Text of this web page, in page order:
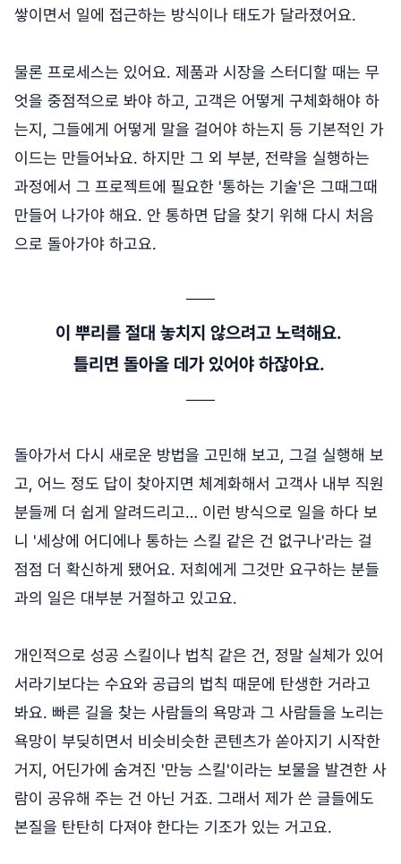
쌓이면서 일에 접근하는 방식이나 태도가 달라졌어요.
물론 프로세스는 있어요. 제품과 시장을 스터디할 때는 무
엇을 중점적으로 봐야 하고, 고객은 어떻게 구체화해야 하
는지, 그들에게 어떻게 말을 걸어야 하는지 등 기본적인 가
이드는 만들어놔요. 하지만 그 외 부분, 전략을 실행하는
과정에서 그 프로젝트에 필요한 '통하는 기술'은 그때그때
만들어 나가야 해요. 안 통하면 답을 찾기 위해 다시 처음
으로 돌아가야 하고요.
이 뿌리를 절대 놓치지 않으려고 노력해요.
틀리면 돌아올 데가 있어야 하잖아요.
돌아가서 다시 새로운 방법을 고민해 보고, 그걸 실행해 보
고, 어느 정도 답이 찾아지면 체계화해서 고객사 내부 직원
분들께 더 쉽게 알려드리고… 이런 방식으로 일을 하다 보
니 '세상에 어디에나 통하는 스킬 같은 건 없구나'라는 걸
점점 더 확신하게 됐어요. 저희에게 그것만 요구하는 분들
과의 일은 대부분 거절하고 있고요.
개인적으로 성공 스킬이나 법칙 같은 건, 정말 실체가 있어
서라기보다는 수요와 공급의 법칙 때문에 탄생한 거라고
봐요. 빠른 길을 찾는 사람들의 욕망과 그 사람들을 노리는
욕망이 부딪히면서 비슷비슷한 콘텐츠가 쏟아지기 시작한
거지, 어딘가에 숨겨진 '만능 스킬'이라는 보물을 발견한 사
람이 공유해 주는 건 아닌 거죠. 그래서 제가 쓴 글들에도
본질을 탄탄히 다져야 한다는 기조가 있는 거고요.